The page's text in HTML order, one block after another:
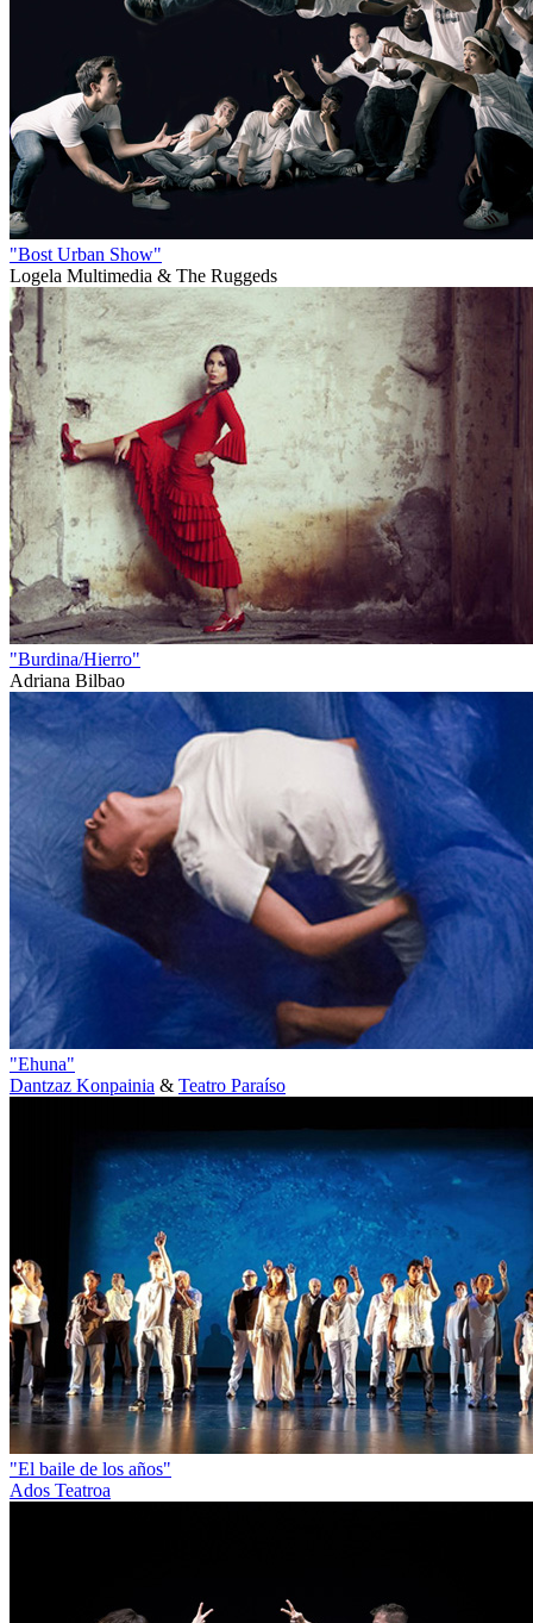
"Bost Urban Show"
Logela Multimedia & The Ruggeds
"Burdina/Hierro"
Adriana Bilbao
"Ehuna"
Dantzaz Konpainia & Teatro Paraíso
"El baile de los años"
Ados Teatroa